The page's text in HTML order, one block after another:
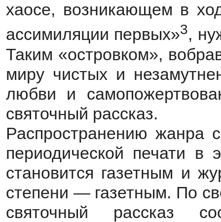
хаосе, возникающем в
ассимиляции первых»3,
Таким «островком»,
миру чистых и
любви и
святочный рассказ.
Распространению жанра
периодической печати в
становится газетным и
степени — газетным. По
святочный рассказ